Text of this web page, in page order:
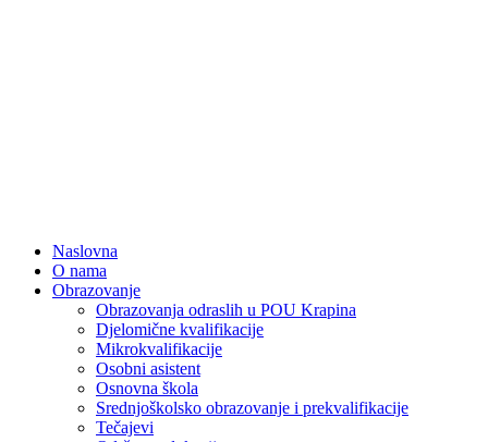
Naslovna
O nama
Obrazovanje
Obrazovanja odraslih u POU Krapina
Djelomične kvalifikacije
Mikrokvalifikacije
Osobni asistent
Osnovna škola
Srednjoškolsko obrazovanje i prekvalifikacije
Tečajevi